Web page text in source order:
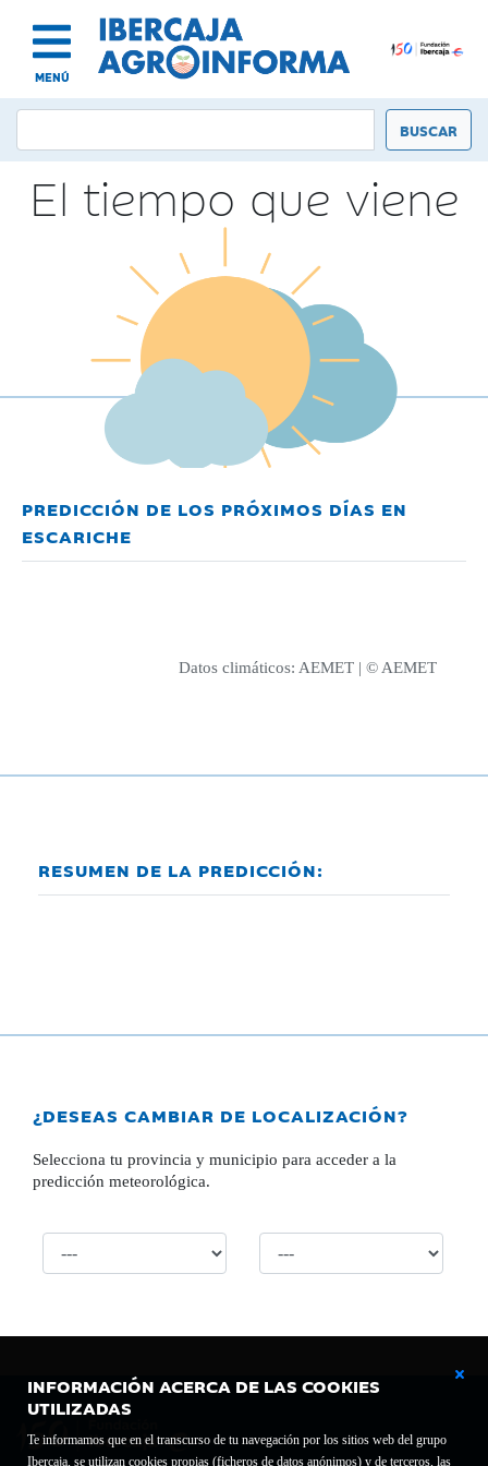
MENÚ
INFORMACIÓN ACERCA DE LAS COOKIES
UTILIZADAS
Te informamos que en el transcurso de tu navegación por los sitios web del grupo
Ibercaja, se utilizan cookies propias (ficheros de datos anónimos) y de terceros, las
El tiempo que viene
PREDICCIÓN DE LOS PRÓXIMOS DÍAS EN
ESCARICHE
Datos climáticos: AEMET | © AEMET
RESUMEN DE LA PREDICCIÓN:
¿DESEAS CAMBIAR DE LOCALIZACIÓN?
Selecciona tu provincia y municipio para acceder a la
predicción meteorológica.